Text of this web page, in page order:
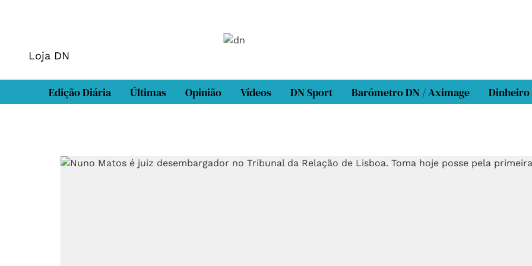
Loja DN
Edição Diária Últimas Opinião Vídeos DN Sport Barómetro DN / Aximage Dinheiro